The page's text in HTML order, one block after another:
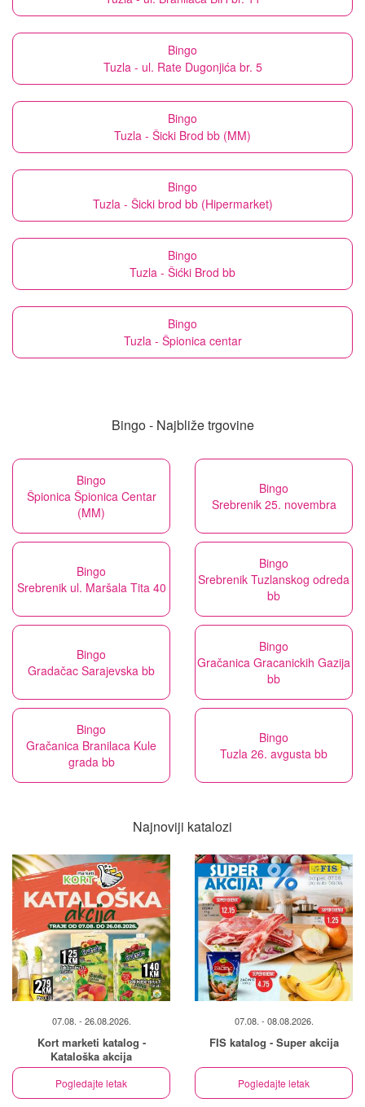
Bingo
Tuzla - ul. Rate Dugonjića br. 5
Bingo
Tuzla - Šicki Brod bb (MM)
Bingo
Tuzla - Šicki brod bb (Hipermarket)
Bingo
Tuzla - Šićki Brod bb
Bingo
Tuzla - Špionica centar
Bingo - Najbliže trgovine
Bingo
Špionica Špionica Centar
(MM)
Bingo
Srebrenik 25. novembra
Bingo
Srebrenik ul. Maršala Tita 40
Bingo
Srebrenik Tuzlanskog odreda
bb
Bingo
Gradačac Sarajevska bb
Bingo
Gračanica Gracanickih Gazija
bb
Bingo
Gračanica Branilaca Kule
grada bb
Bingo
Tuzla 26. avgusta bb
Najnoviji katalozi
07.08. - 26.08.2026.
Kort marketi katalog -
Kataloška akcija
Pogledajte letak
07.08. - 08.08.2026.
FIS katalog - Super akcija
Pogledajte letak